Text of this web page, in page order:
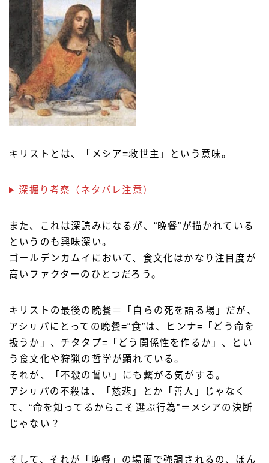
キリストとは、「メシア=救世主」という意味。
深掘り考察（ネタバレ注意）
また、これは深読みになるが、“晩餐”が描かれている
というのも興味深い。
ゴールデンカムイにおいて、食文化はかなり注目度が
高いファクターのひとつだろう。
キリストの最後の晩餐＝「自らの死を語る場」だが、
アシㇼパにとっての晩餐=“食”は、ヒンナ=「どう命を
扱うか」、チタタプ=「どう関係性を作るか」、とい
う食文化や狩猟の哲学が顕れている。
それが、「不殺の誓い」にも繋がる気がする。
アシㇼパの不殺は、「慈悲」とか「善人」じゃなく
て、“命を知ってるからこそ選ぶ行為”＝メシアの決断
じゃない？
そして、それが「晩餐」の場面で強調されるの、ほん